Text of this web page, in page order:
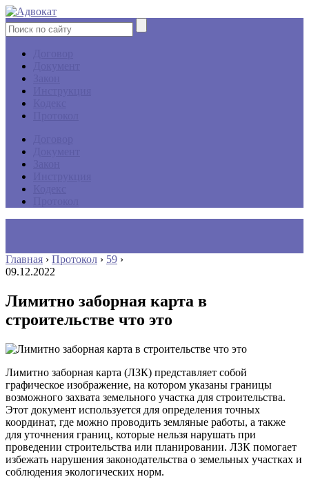
Главная › Протокол › 59 ›
09.12.2022
Лимитно заборная карта в
строительстве что это
Лимитно заборная карта (ЛЗК) представляет собой
графическое изображение, на котором указаны границы
возможного захвата земельного участка для строительства.
Этот документ используется для определения точных
координат, где можно проводить земляные работы, а также
для уточнения границ, которые нельзя нарушать при
проведении строительства или планировании. ЛЗК помогает
избежать нарушения законодательства о земельных участках и
соблюдения экологических норм.